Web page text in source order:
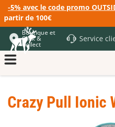
-5% avec le code promo
partir de 100€
Boutique et
Click &
Collect
Service
Crazy Pull Ionic